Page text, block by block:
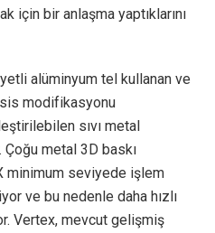
için bir anlaşma yaptıklarını
alüminyum tel kullanan ve
modifikasyonu
sıvı metal
metal 3D baskı
minimum seviyede işlem
ve bu nedenle daha hızlı
Vertex, mevcut gelişmiş